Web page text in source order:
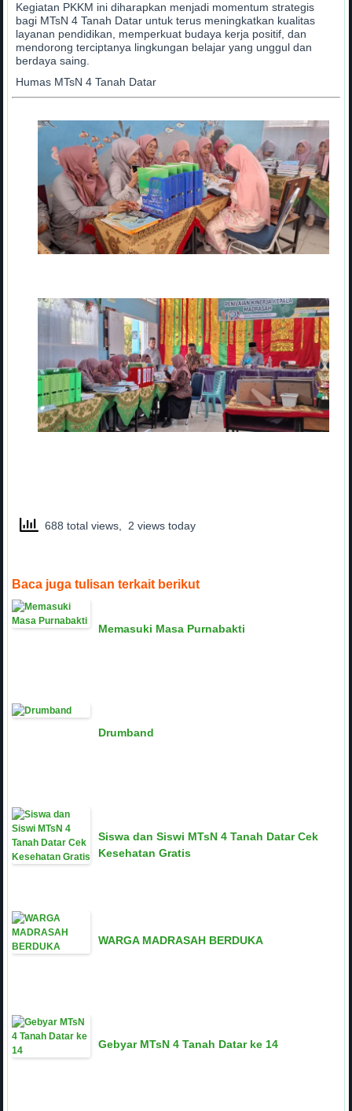
Kegiatan PKKM ini diharapkan menjadi momentum strategis
bagi MTsN 4 Tanah Datar untuk terus meningkatkan kualitas
layanan pendidikan, memperkuat budaya kerja positif, dan
mendorong terciptanya lingkungan belajar yang unggul dan
berdaya saing.
Humas MTsN 4 Tanah Datar
688 total views, 2 views today
Baca juga tulisan terkait berikut
Memasuki Masa Purnabakti
Drumband
Siswa dan Siswi MTsN 4 Tanah Datar Cek
Kesehatan Gratis
WARGA MADRASAH BERDUKA
Gebyar MTsN 4 Tanah Datar ke 14